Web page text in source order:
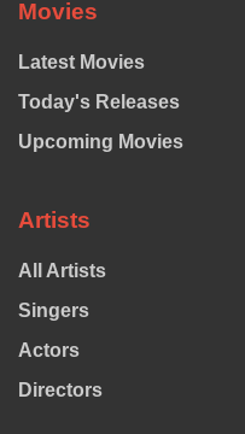
Movies
Latest Movies
Today's Releases
Upcoming Movies
Artists
All Artists
Singers
Actors
Directors